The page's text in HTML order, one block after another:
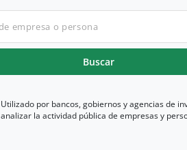
Buscar
Utilizado por bancos, gobiernos y agencias de
analizar la actividad pública de empresas y